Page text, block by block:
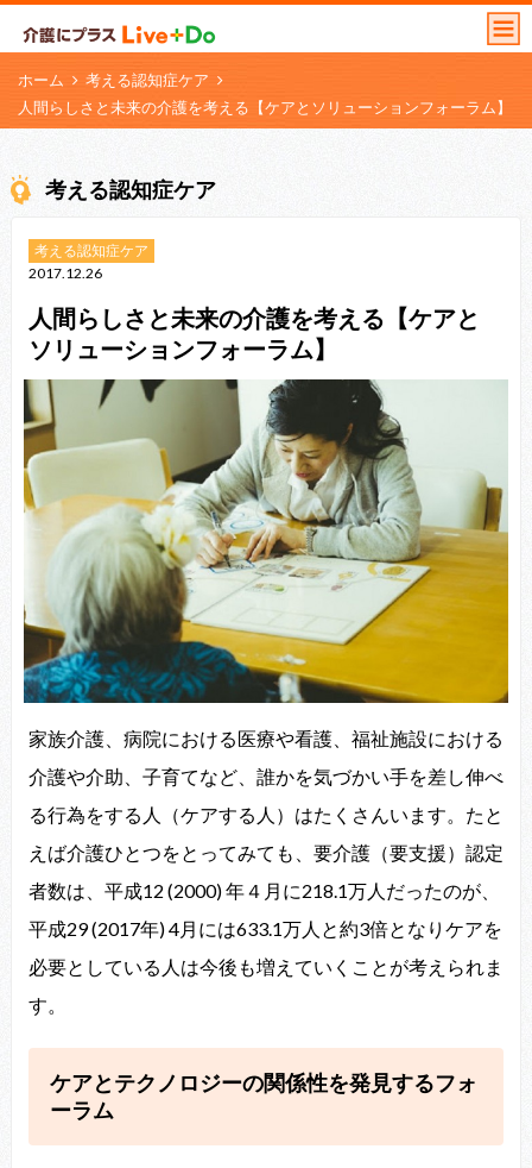
ホーム
考える認知症ケア
人間らしさと未来の介護を考える【ケアとソリューションフォーラム】
考える認知症ケア
考える認知症ケア
2017.12.26
人間らしさと未来の介護を考える【ケアと
ソリューションフォーラム】
家族介護、病院における医療や看護、福祉施設における
介護や介助、子育てなど、誰かを気づかい手を差し伸べ
る行為をする人（ケアする人）はたくさんいます。たと
えば介護ひとつをとってみても、要介護（要支援）認定
者数は、平成12 (2000)年４月に218.1万人だったのが、
平成29 (2017年) 4月には633.1万人と約3倍となりケアを
必要としている人は今後も増えていくことが考えられま
す。
ケアとテクノロジーの関係性を発見するフォ
ーラム